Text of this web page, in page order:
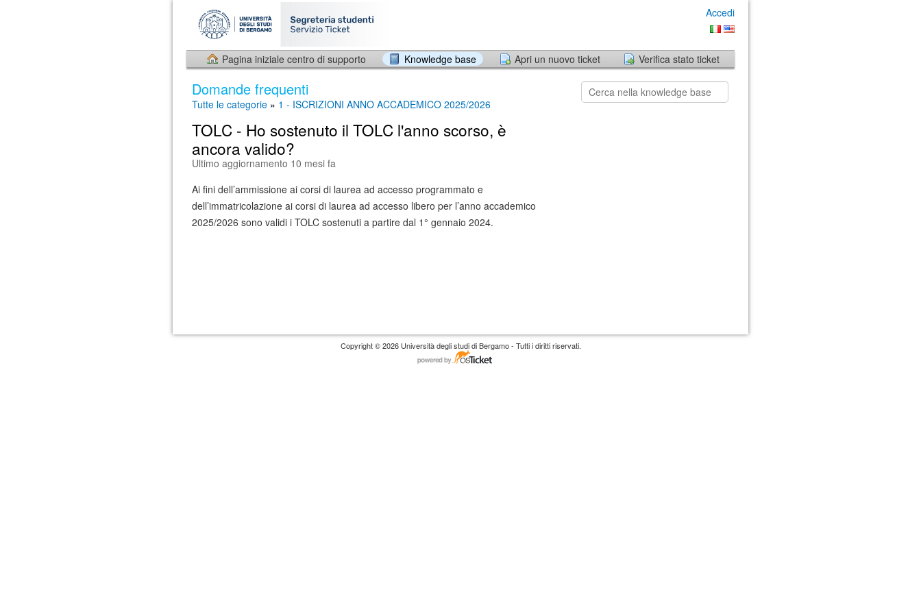
Accedi
Pagina iniziale centro di supporto Knowledge base Apri un nuovo ticket Verifica stato ticket
Domande frequenti
Tutte le categorie » 1 - ISCRIZIONI ANNO ACCADEMICO 2025/2026
TOLC - Ho sostenuto il TOLC l'anno scorso, è
ancora valido?
Ultimo aggiornamento 10 mesi fa
Ai fini dell’ammissione ai corsi di laurea ad accesso programmato e
dell’immatricolazione ai corsi di laurea ad accesso libero per l’anno accademico
2025/2026 sono validi i TOLC sostenuti a partire dal 1° gennaio 2024.
Copyright © 2026 Università degli studi di Bergamo - Tutti i diritti riservati.